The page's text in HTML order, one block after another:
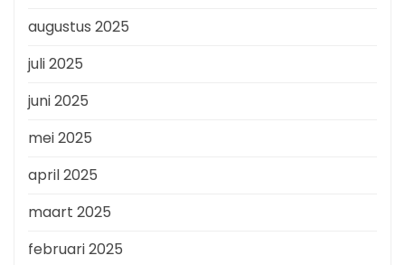
augustus 2025
juli 2025
juni 2025
mei 2025
april 2025
maart 2025
februari 2025